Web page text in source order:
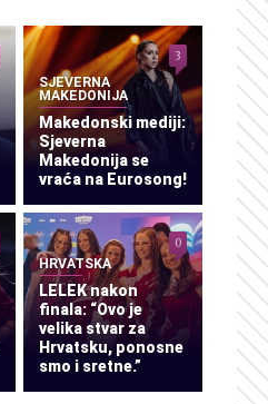
SJEVERNA
MAKEDONIJA
Makedonski mediji:
Sjeverna
Makedonija se
vraća na Eurosong!
3
HRVATSKA
LELEK nakon
finala: “Ovo je
velika stvar za
Hrvatsku, ponosne
smo i sretne.”
0